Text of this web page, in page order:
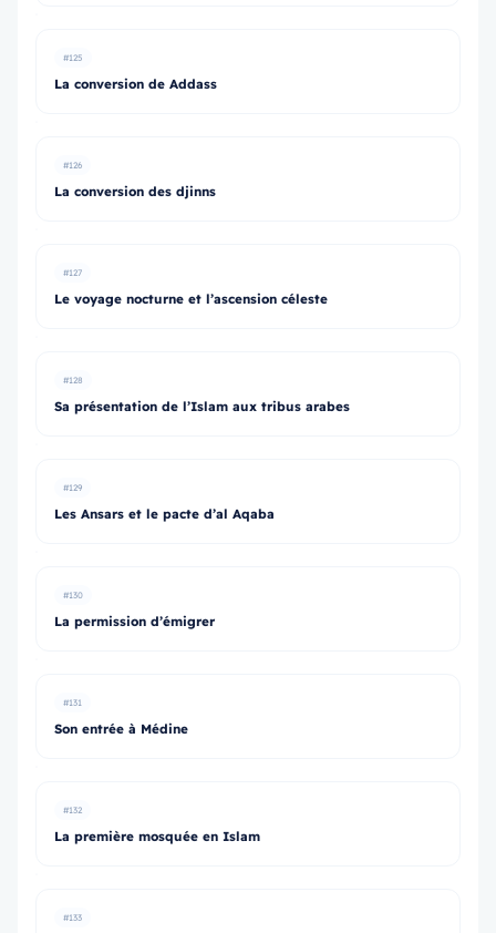
#125
La conversion de Addass
#126
La conversion des djinns
#127
Le voyage nocturne et l’ascension céleste
#128
Sa présentation de l’Islam aux tribus arabes
#129
Les Ansars et le pacte d’al Aqaba
#130
La permission d’émigrer
#131
Son entrée à Médine
#132
La première mosquée en Islam
#133